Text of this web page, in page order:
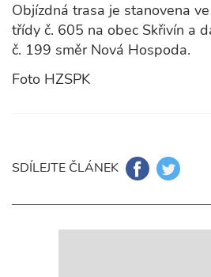
Objízdná trasa je stanovena
třídy č. 605 na obec Skřivín a
č. 199 směr Nová Hospoda.
Foto HZSPK
SDÍLEJTE ČLÁNEK